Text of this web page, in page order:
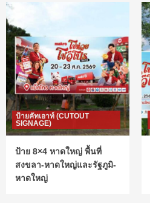
ป้ายคัทเอาท์ (CUTOUT
SIGNAGE)
ป้าย 8×4 หาดใหญ่ พื้นที่
สงขลา-หาดใหญ่และรัฐภูมิ-
หาดใหญ่